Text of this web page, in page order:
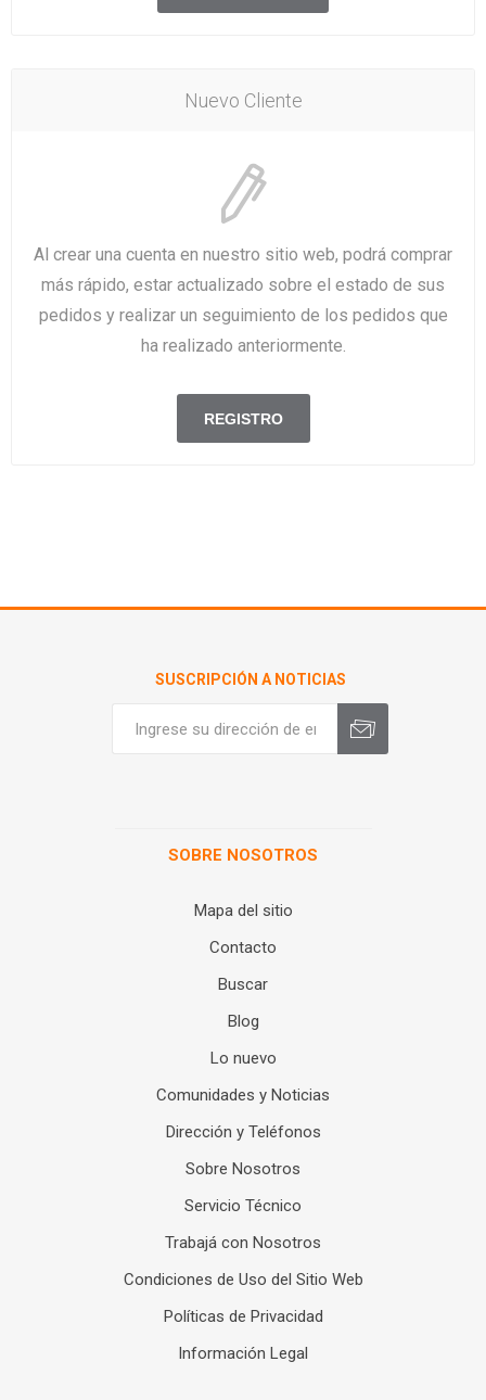
Nuevo Cliente
Al crear una cuenta en nuestro sitio web, podrá comprar
más rápido, estar actualizado sobre el estado de sus
pedidos y realizar un seguimiento de los pedidos que
ha realizado anteriormente.
SUSCRIPCIÓN A NOTICIAS
SOBRE NOSOTROS
Mapa del sitio
Contacto
Buscar
Blog
Lo nuevo
Comunidades y Noticias
Dirección y Teléfonos
Sobre Nosotros
Servicio Técnico
Trabajá con Nosotros
Condiciones de Uso del Sitio Web
Políticas de Privacidad
Información Legal